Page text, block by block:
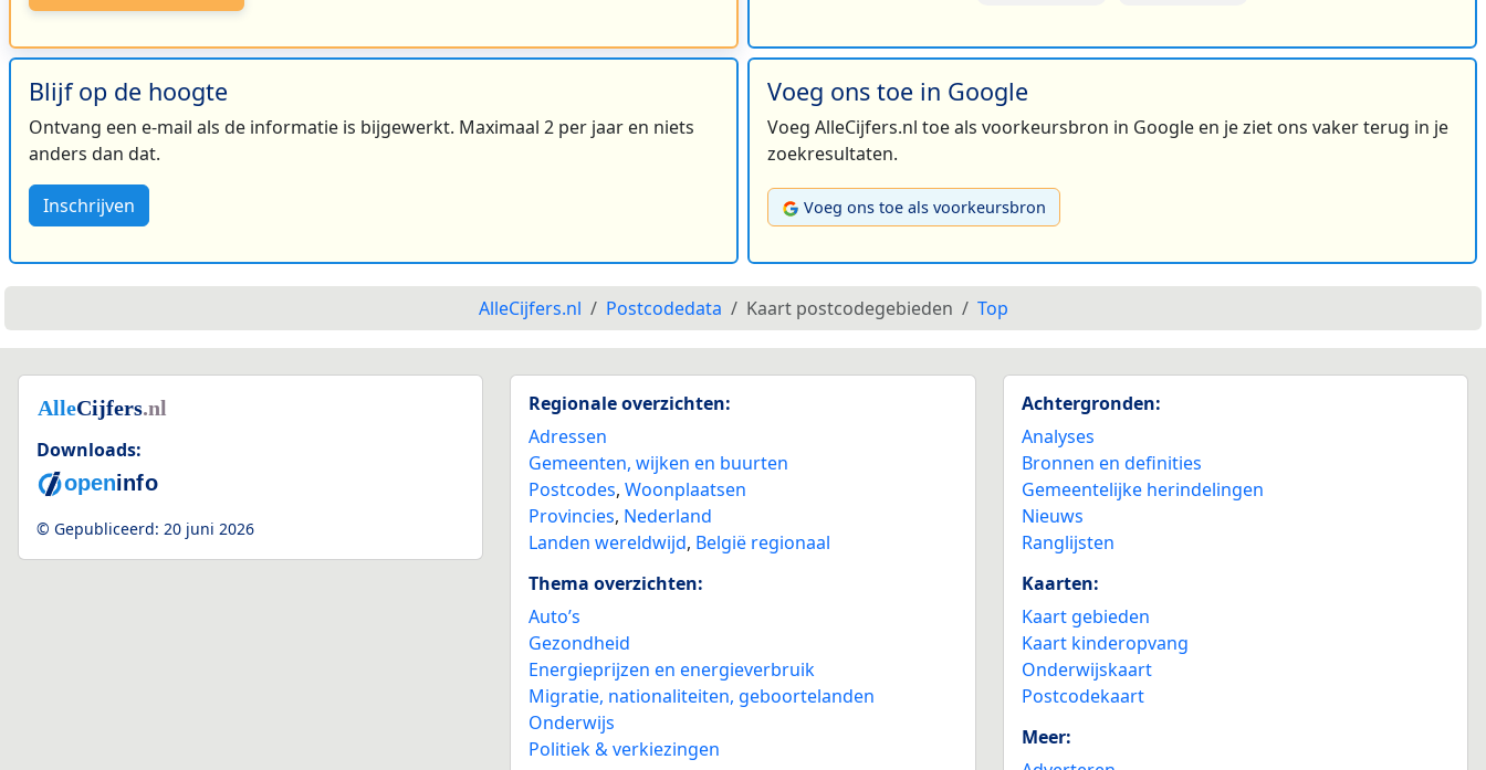
Blijf op de hoogte
Ontvang een e-mail als de informatie is bijgewerkt. Maximaal 2 per jaar en niets
anders dan dat.
Inschrijven
Voeg ons toe in Google
Voeg AlleCijfers.nl toe als voorkeursbron in Google en je ziet ons vaker terug in je
zoekresultaten.
Voeg ons toe als voorkeursbron
AlleCijfers.nl Postcodedata Kaart postcodegebieden Top
Downloads:
© Gepubliceerd: 20 juni 2026
Regionale overzichten:
Adressen
Gemeenten, wijken en buurten
Postcodes,Woonplaatsen
Provincies, Nederland
Landen wereldwijd, België regionaal
Thema overzichten:
Auto’s
Gezondheid
Energieprijzen en energieverbruik
Migratie, nationaliteiten, geboortelanden
Onderwijs
Politiek & verkiezingen
Achtergronden:
Analyses
Bronnen en definities
Gemeentelijke herindelingen
Nieuws
Ranglijsten
Kaarten:
Kaart gebieden
Kaart kinderopvang
Onderwijskaart
Postcodekaart
Meer: